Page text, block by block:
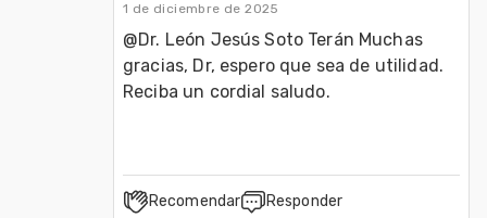
1 de diciembre de 2025
@Dr. León Jesús Soto Terán Muchas
gracias, Dr, espero que sea de utilidad.
Reciba un cordial saludo.
Recomendar Responder